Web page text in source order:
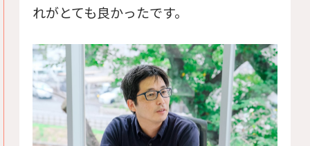
れがとても良かったです。